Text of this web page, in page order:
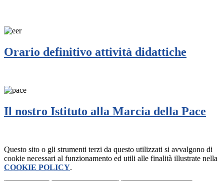
Orario definitivo attività didattiche
Il nostro Istituto alla Marcia della Pace
Questo sito o gli strumenti terzi da questo utilizzati si avvalgono di
cookie necessari al funzionamento ed utili alle finalità illustrate nella
COOKIE POLICY.